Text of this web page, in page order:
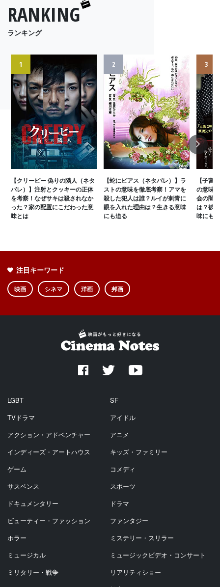
RANKING
ランキング
1
【クリーピー 偽りの隣人（ネタ
バレ）】注射とクッキーの正体
を考察！なぜサキは殺されなか
った？家の配置にこだわった意
味とは
2
【蛇にピアス（ネタバレ）】ラ
ストの意味を徹底考察！アマを
殺した犯人は誰？ルイが刺青に
眼を入れた理由は？生きる意味
にも迫る
3
【子宮
の意味
会の闇
は？彼
味にも
Next
注目キーワード
映画 シネマ 洋画 邦画
LGBT
SF
TVドラマ
アイドル
アクション・アドベンチャー
アニメ
インディーズ・アートハウス
キッズ・ファミリー
ゲーム
コメディ
サスペンス
スポーツ
ドキュメンタリー
ドラマ
ビューティー・ファッション
ファンタジー
ホラー
ミステリー・スリラー
ミュージカル
ミュージックビデオ・コンサート
ミリタリー・戦争
リアリティショー